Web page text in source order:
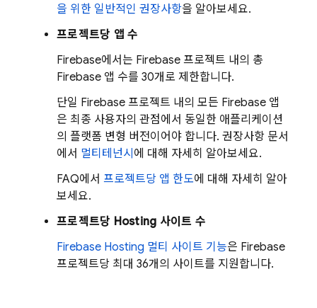
을 위한 일반적인 권장사항을 알아보세요.
프로젝트당 앱 수
Firebase에서는 Firebase 프로젝트 내의 총
Firebase 앱 수를 30개로 제한합니다.
단일 Firebase 프로젝트 내의 모든 Firebase 앱
은 최종 사용자의 관점에서 동일한 애플리케이션
의 플랫폼 변형 버전이어야 합니다. 권장사항 문서
에서 멀티테넌시 에 대해 자세히 알아보세요.
FAQ에서 프로젝트당 앱 한도에 대해 자세히 알아
보세요.
프로젝트당 Hosting 사이트 수
Firebase Hosting 멀티 사이트 기능은 Firebase
프로젝트당 최대 36개의 사이트를 지원합니다.